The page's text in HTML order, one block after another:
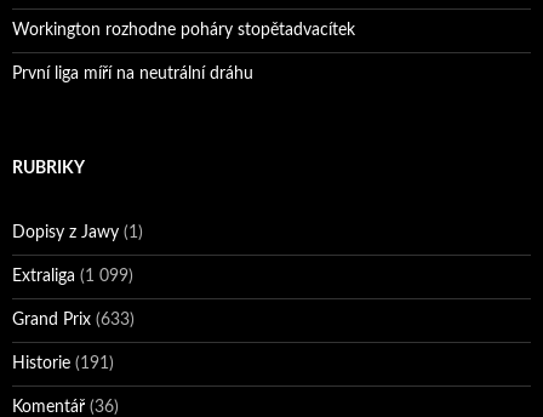
Workington rozhodne poháry stopětadvacítek
První liga míří na neutrální dráhu
RUBRIKY
Dopisy z Jawy (1)
Extraliga (1 099)
Grand Prix (633)
Historie (191)
Komentář (36)